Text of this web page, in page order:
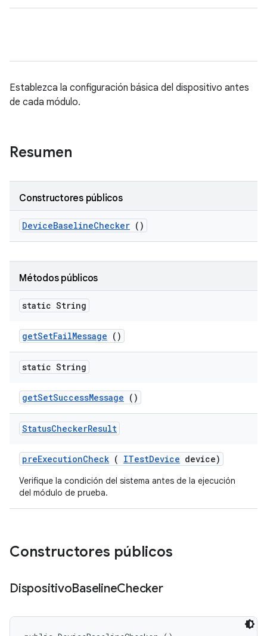
Establezca la configuración básica del dispositivo antes
de cada módulo.
Resumen
Constructores públicos
DeviceBaselineChecker ()
Métodos públicos
static String
getSetFailMessage ()
static String
getSetSuccessMessage ()
StatusCheckerResult
preExecutionCheck ( ITestDevice device)
Verifique la condición del sistema antes de la ejecución
del módulo de prueba.
Constructores públicos
DispositivoBaselineChecker